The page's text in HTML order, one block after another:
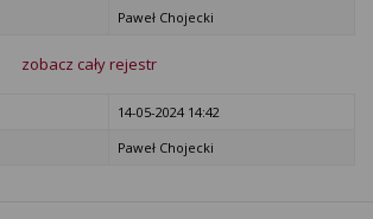
Paweł Chojecki
zobacz cały rejestr
14-05-2024 14:42
Paweł Chojecki